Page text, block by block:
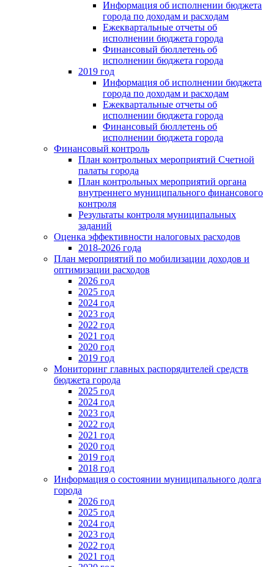
Информация об исполнении бюджета
города по доходам и расходам
Ежеквартальные отчеты об
исполнении бюджета города
Финансовый бюллетень об
исполнении бюджета города
2019 год
Информация об исполнении бюджета
города по доходам и расходам
Ежеквартальные отчеты об
исполнении бюджета города
Финансовый бюллетень об
исполнении бюджета города
Финансовый контроль
План контрольных мероприятий Счетной
палаты города
План контрольных мероприятий органа
внутреннего муниципального финансового
контроля
Результаты контроля муниципальных
заданий
Оценка эффективности налоговых расходов
2018-2026 года
План мероприятий по мобилизации доходов и
оптимизации расходов
2026 год
2025 год
2024 год
2023 год
2022 год
2021 год
2020 год
2019 год
Мониторинг главных распорядителей средств
бюджета города
2025 год
2024 год
2023 год
2022 год
2021 год
2020 год
2019 год
2018 год
Информация о состоянии муниципального долга
города
2026 год
2025 год
2024 год
2023 год
2022 год
2021 год